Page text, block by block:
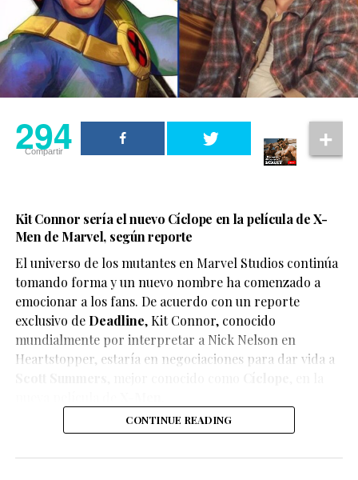
294
Compartir
Kit Connor sería el nuevo Cíclope en la película de X-
Men de Marvel, según reporte
El universo de los mutantes en Marvel Studios continúa
tomando forma y un nuevo nombre ha comenzado a
emocionar a los fans. De acuerdo con un reporte
exclusivo de Deadline,Kit Connor, conocido
mundialmente por interpretar a Nick Nelson en
Heartstopper, estaría en negociaciones para dar vida a
CONTINUE READING